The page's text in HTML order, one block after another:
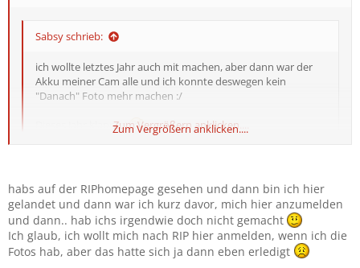
Sabsy schrieb:
ich wollte letztes Jahr auch mit machen, aber dann war der
Akku meiner Cam alle und ich konnte deswegen kein
"Danach" Foto mehr machen :/
Dieses Jahr klappts!Zum Vergrößern anklicken....
Mitleser hier im Forum? Oder anders? Würd mich mal
interessieren, wie viele Leute vor Ort durch Werbung von ARGO
auf die Aktion aufmerksam werden...
Zum Vergrößern anklicken....
habs auf der RIPhomepage gesehen und dann bin ich hier
gelandet und dann war ich kurz davor, mich hier anzumelden
und dann.. hab ichs irgendwie doch nicht gemacht
Ich glaub, ich wollt mich nach RIP hier anmelden, wenn ich die
Fotos hab, aber das hatte sich ja dann eben erledigt